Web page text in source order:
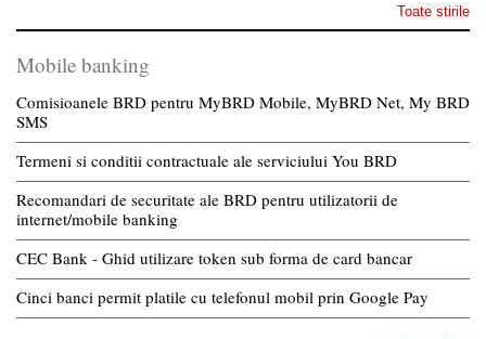
Toate stirile
Mobile banking
Comisioanele BRD pentru MyBRD Mobile, MyBRD Net, My BRD
SMS
Termeni si conditii contractuale ale serviciului You BRD
Recomandari de securitate ale BRD pentru utilizatorii de
internet/mobile banking
CEC Bank - Ghid utilizare token sub forma de card bancar
Cinci banci permit platile cu telefonul mobil prin Google Pay